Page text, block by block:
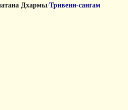
Дхармы/Тривени-сангам